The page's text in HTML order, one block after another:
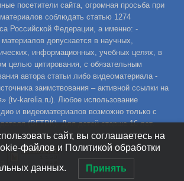
посетители сайта, огромная просьба при
соблюдать статью 1274
Российской Федерации, а именно: -
допускается в научных,
информационных, учебных целях, в
целью цитирования, с обязательным
автора статьи либо видеоматериала -
заимствования – активной ссылки на
(tv-karelia.ru). Любое использование
и видеоматериалов возможно только с
(ВГТРК). Для детей старше 16 лет.
сайт, вы соглашаетесь на
файлов и Политикой обработки
данных. Принять